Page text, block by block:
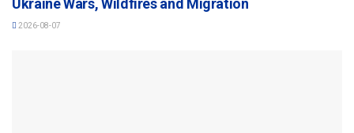
Ukraine Wars, Wildfires and Migration
2026-08-07